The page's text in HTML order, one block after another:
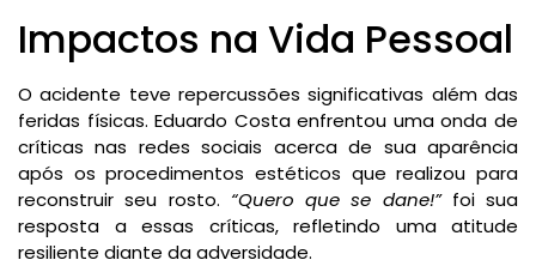
Impactos na Vida Pessoal
O acidente teve repercussões significativas além das
feridas físicas. Eduardo Costa enfrentou uma onda de
críticas nas redes sociais acerca de sua aparência
após os procedimentos estéticos que realizou para
reconstruir seu rosto. “Quero que se dane!”foi sua
resposta a essas críticas, refletindo uma atitude
resiliente diante da adversidade.